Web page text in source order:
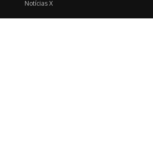
Notícias X